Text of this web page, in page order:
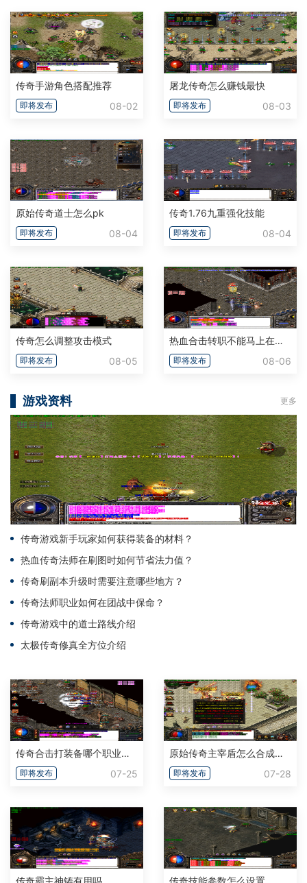
传奇手游角色搭配推荐
即将发布 08-02
屠龙传奇怎么赚钱最快
即将发布 08-03
原始传奇道士怎么pk
即将发布 08-04
传奇1.76九重强化技能
即将发布 08-04
传奇怎么调整攻击模式
即将发布 08-05
热血合击转职不能马上在转吗
即将发布 08-06
游戏资料 更多
传奇游戏新手玩家如何获得装备的材料？
热血传奇法师在刷图时如何节省法力值？
传奇刷副本升级时需要注意哪些地方？
传奇法师职业如何在团战中保命？
传奇游戏中的道士路线介绍
太极传奇修真全方位介绍
传奇合击打装备哪个职业组合好用
即将发布 07-25
原始传奇主宰盾怎么合成自身职业
即将发布 07-28
传奇霸主神铸有用吗 传奇技能参数怎么设置